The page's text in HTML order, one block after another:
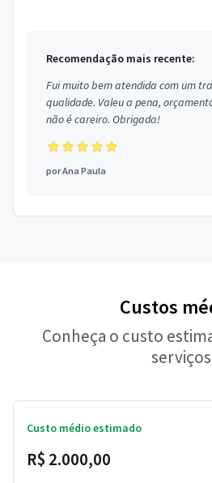
Recomendação mais recente:
Fui muito bem atendida com um
qualidade. Valeu a pena,
não é careiro. Obrigada!
porAna Paula
Custos
Conheça o custo
serviços
Custo médio estimado
R$ 2.000,00